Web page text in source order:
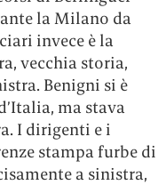
la Milano da
invece è la
vecchia storia,
Benigni si è
ma stava
I dirigenti e i
stampa furbe di
a sinistra,